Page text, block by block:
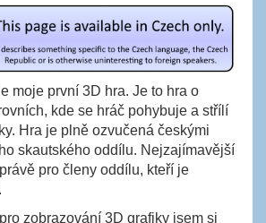
moje první 3D hra. Je to hra o
kde se hráč pohybuje a střílí
Hra je plně ozvučená českými
skautského oddílu. Nejzajímavější
pro členy oddílu, kteří je
zobrazování 3D grafiky jsem si